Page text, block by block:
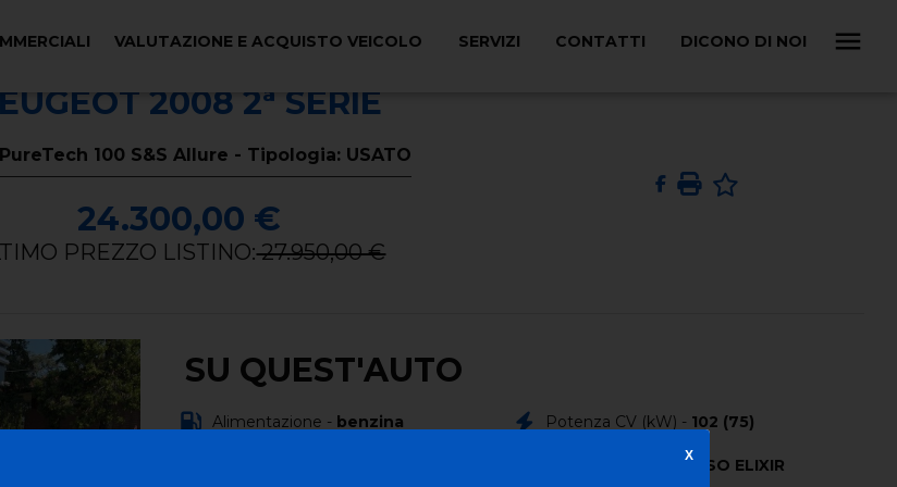
VALUTAZIONE E ACQUISTO VEICOLO SERVIZI CONTATTI DICONO DI NOI
2008 2ª SERIE
100 S&S Allure - Tipologia: USATO
24.300,00 €
PREZZO LISTINO:27.950,00 €
SU QUEST'AUTO
Alimentazione - benzina Potenza CV (kW) - 102 (75)
ROSSO ELIXIR
X